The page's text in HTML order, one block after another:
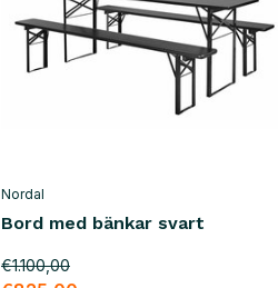
Nordal
Bord med bänkar svart
€1.100,00